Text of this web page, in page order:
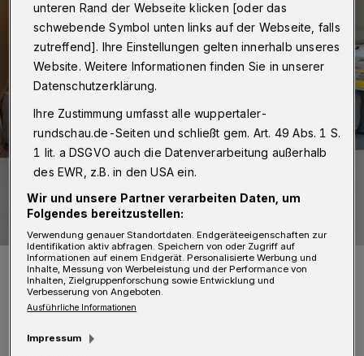
Die vierjährige Julia, die in der SSG aktiv ist, aber zurzeit zu Hause
bleiben muss, hat auf der Kinderseite des Sportvereins zu Ostern
selbstgebastelte Eierbecher präsentiert.
Foto: SSG Wuppertal
unteren Rand der Webseite klicken [oder das
schwebende Symbol unten links auf der Webseite, falls
zutreffend]. Ihre Einstellungen gelten innerhalb unseres
Website. Weitere Informationen finden Sie in unserer
Datenschutzerklärung.
Ihre Zustimmung umfasst alle wuppertaler-
rundschau.de-Seiten und schließt gem. Art. 49 Abs. 1 S.
1 lit. a DSGVO auch die Datenverarbeitung außerhalb
des EWR, z.B. in den USA ein.
Wir und unsere Partner verarbeiten Daten, um
Folgendes bereitzustellen:
Verwendung genauer Standortdaten. Endgeräteeigenschaften zur
Identifikation aktiv abfragen. Speichern von oder Zugriff auf
Informationen auf einem Endgerät. Personalisierte Werbung und
Inhalte, Messung von Werbeleistung und der Performance von
Inhalten, Zielgruppenforschung sowie Entwicklung und
Verbesserung von Angeboten.
Ausführliche Informationen
Impressum